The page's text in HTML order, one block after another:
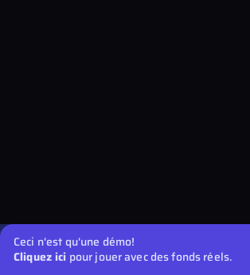
Ceci n'est qu'une démo!
Cliquez ici pour jouer avec des fonds réels.